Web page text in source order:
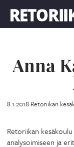
Anna
8.1.2018 Retoriikan
Retoriikan
analysoimiseen ja